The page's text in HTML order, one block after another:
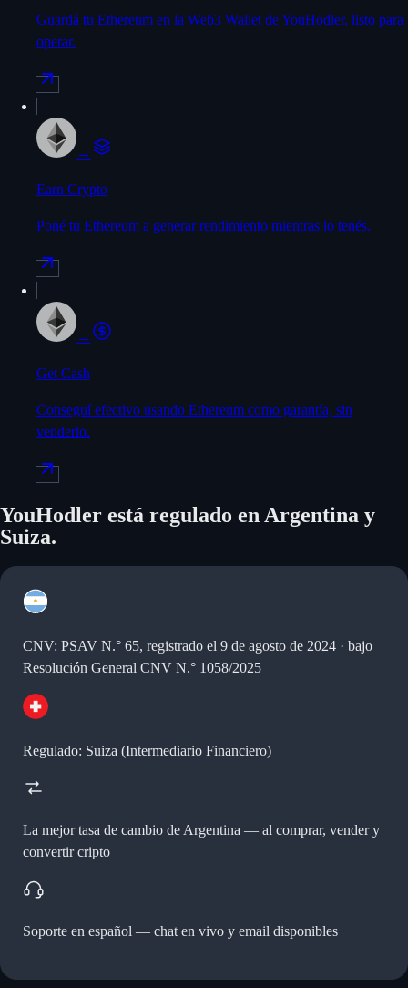
Guardá tu Ethereum en la Web3 Wallet de YouHodler, listo para
operar.
→
Earn Crypto
Poné tu Ethereum a generar rendimiento mientras lo tenés.
→
Get Cash
Conseguí efectivo usando Ethereum como garantía, sin
venderlo.
YouHodler está regulado en Argentina y
Suiza.
CNV: PSAV N.° 65, registrado el 9 de agosto de 2024 · bajo
Resolución General CNV N.° 1058/2025
Regulado: Suiza (Intermediario Financiero)
La mejor tasa de cambio de Argentina — al comprar, vender y
convertir cripto
Soporte en español — chat en vivo y email disponibles